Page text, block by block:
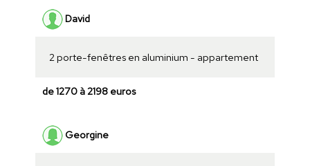
David
2 porte-fenêtres en aluminium - appartement
de 1270 à 2198 euros
Georgine